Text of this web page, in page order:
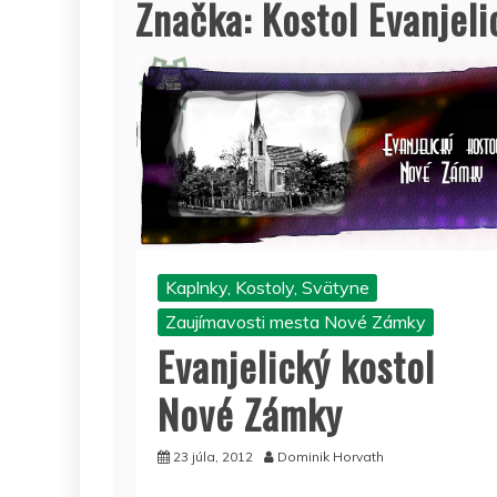
Značka: Kostol
Kaplnky, Kostoly, Svätyne
Zaujímavosti mesta Nové Zámky
Evanjelický kostol
Nové Zámky
23 júla, 2012 Dominik Horvath